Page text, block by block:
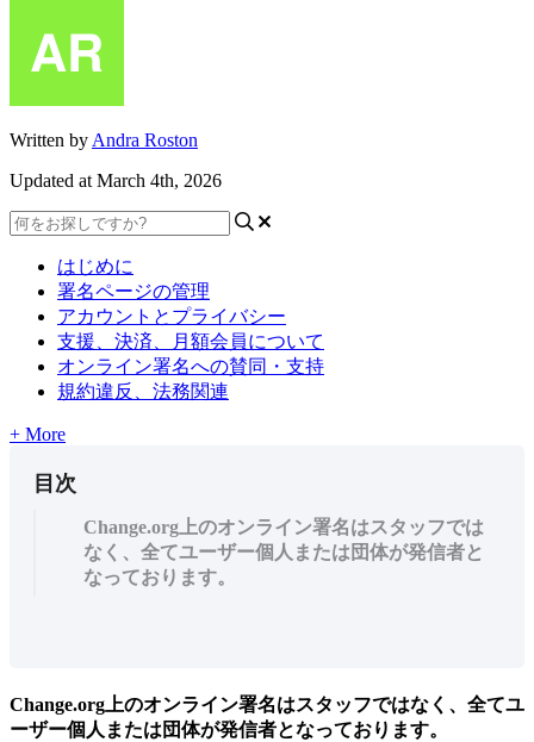
Written by Andra Roston
Updated at March 4th, 2026
はじめに
署名ページの管理
アカウントとプライバシー
支援、決済、月額会員について
オンライン署名への賛同・支持
規約違反、法務関連
+ More
目次
Change.org上のオンライン署名はスタッフでは
なく、全てユーザー個人または団体が発信者と
なっております。
Change.org 上のオンライ ン署名はスタ ッフではな く 、 全てユ
ーザー個 人 ま たは 団体が発信者となっており ます。